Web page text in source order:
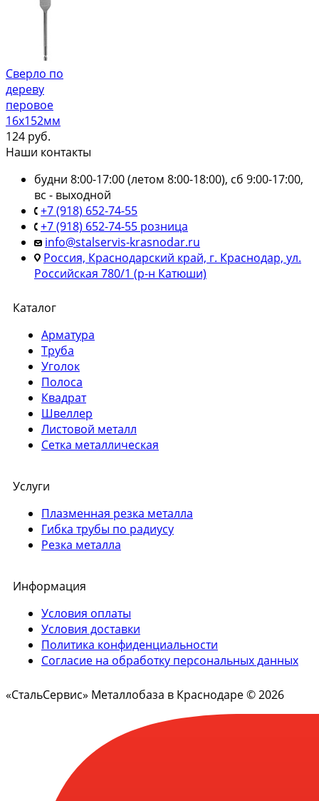
Сверло по
дереву
перовое
16х152мм
124 руб.
Наши контакты
будни 8:00-17:00 (летом 8:00-18:00), сб 9:00-17:00,
вс - выходной
+7 (918) 652-74-55
+7 (918) 652-74-55 розница
info@stalservis-krasnodar.ru
Россия, Краснодарский край, г. Краснодар, ул.
Российская 780/1 (р-н Катюши)
Каталог
Арматура
Труба
Уголок
Полоса
Квадрат
Швеллер
Листовой металл
Сетка металлическая
Услуги
Плазменная резка металла
Гибка трубы по радиусу
Резка металла
Информация
Условия оплаты
Условия доставки
Политика конфиденциальности
Согласие на обработку персональных данных
«СтальСервис» Металлобаза в Краснодаре © 2026